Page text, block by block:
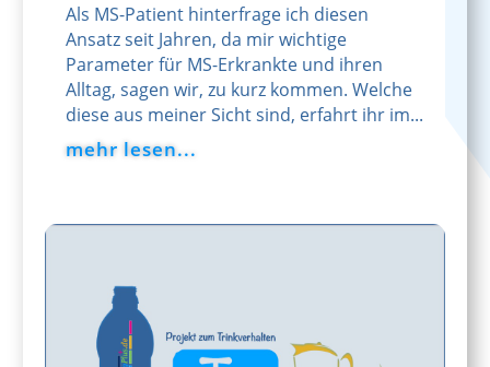
Als MS-Patient hinterfrage ich diesen
Ansatz seit Jahren, da mir wichtige
Parameter für MS-Erkrankte und ihren
Alltag, sagen wir, zu kurz kommen. Welche
diese aus meiner Sicht sind, erfahrt ihr im...
mehr lesen...